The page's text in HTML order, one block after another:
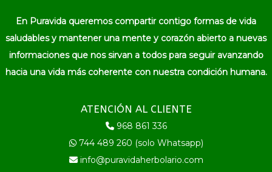
En Puravida queremos compartir contigo formas de vida
saludables y mantener una mente y corazón abierto a nuevas
informaciones que nos sirvan a todos para seguir avanzando
hacia una vida más coherente con nuestra condición humana.
ATENCIÓN AL CLIENTE
968 861 336
744 489 260 (solo Whatsapp)
info@puravidaherbolario.com